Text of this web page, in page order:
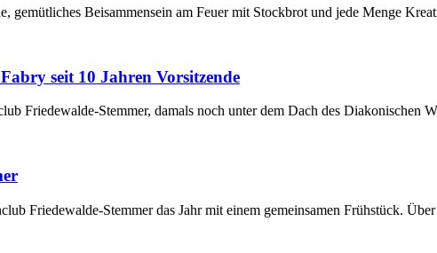
gemütliches Beisammensein am Feuer mit Stockbrot und jede Menge
seit 10 Jahren Vorsitzende
Friedewalde-Stemmer, damals noch unter dem Dach des Diakonischen
Friedewalde-Stemmer das Jahr mit einem gemeinsamen Frühstück.